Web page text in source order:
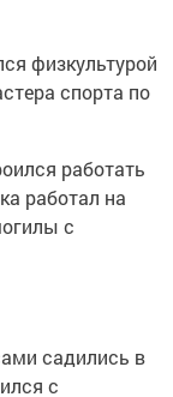
физкультурой
спорта по
работать
работал на
с
садились в
с